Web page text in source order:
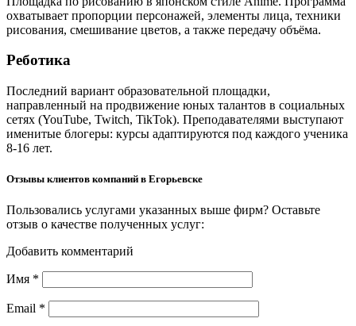
охватывает пропорции персонажей, элементы лица, техники
рисования, смешивание цветов, а также передачу объёма.
Реботика
Последний вариант образовательной площадки,
направленный на продвижение юных талантов в социальных
сетях (YouTube, Twitch, TikTok). Преподавателями выступают
именитые блогеры: курсы адаптируются под каждого ученика
8-16 лет.
Отзывы клиентов компаний в Егорьевске
Пользовались услугами указанных выше фирм? Оставьте
отзыв о качестве полученных услуг:
Добавить комментарий
Имя *
Email *